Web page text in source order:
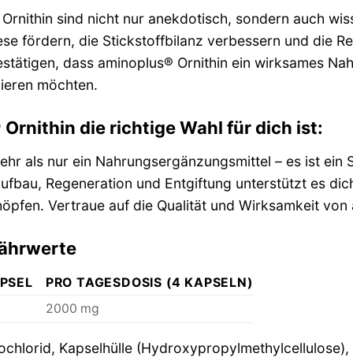
sind nicht nur anekdotisch, sondern auch
fördern, die Stickstoffbilanz verbessern und die
dass aminoplus® Ornithin ein wirksames
möchten.
die richtige Wahl für dich ist:
als nur ein Nahrungsergänzungsmittel – es ist
Regeneration und Entgiftung unterstützt es
Vertraue auf die Qualität und Wirksamkeit
PRO TAGESDOSIS (4 KAPSELN)
2000 mg
Kapselhülle